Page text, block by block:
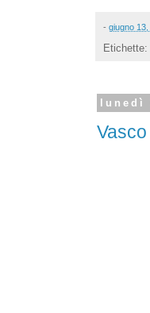
- giugno
Etichette:
lunedì